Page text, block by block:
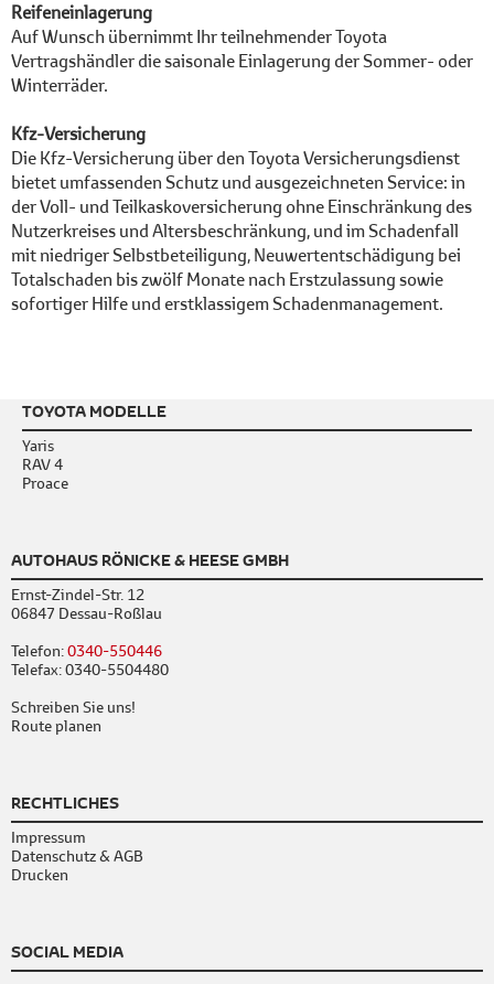
Reifeneinlagerung
Auf Wunsch übernimmt Ihr teilnehmender Toyota
Vertragshändler die saisonale Einlagerung der Sommer- oder
Winterräder.
Kfz-Versicherung
Die Kfz-Versicherung über den Toyota Versicherungsdienst
bietet umfassenden Schutz und ausgezeichneten Service: in
der Voll- und Teilkaskoversicherung ohne Einschränkung des
Nutzerkreises und Altersbeschränkung, und im Schadenfall
mit niedriger Selbstbeteiligung, Neuwertentschädigung bei
Totalschaden bis zwölf Monate nach Erstzulassung sowie
sofortiger Hilfe und erstklassigem Schadenmanagement.
TOYOTA MODELLE
Yaris
RAV 4
Proace
AUTOHAUS RÖNICKE & HEESE GMBH
Ernst-Zindel-Str. 12
06847 Dessau-Roßlau
Telefon:0340-550446
Telefax: 0340-5504480
Schreiben Sie uns!
Route planen
RECHTLICHES
Impressum
Datenschutz & AGB
Drucken
SOCIAL MEDIA